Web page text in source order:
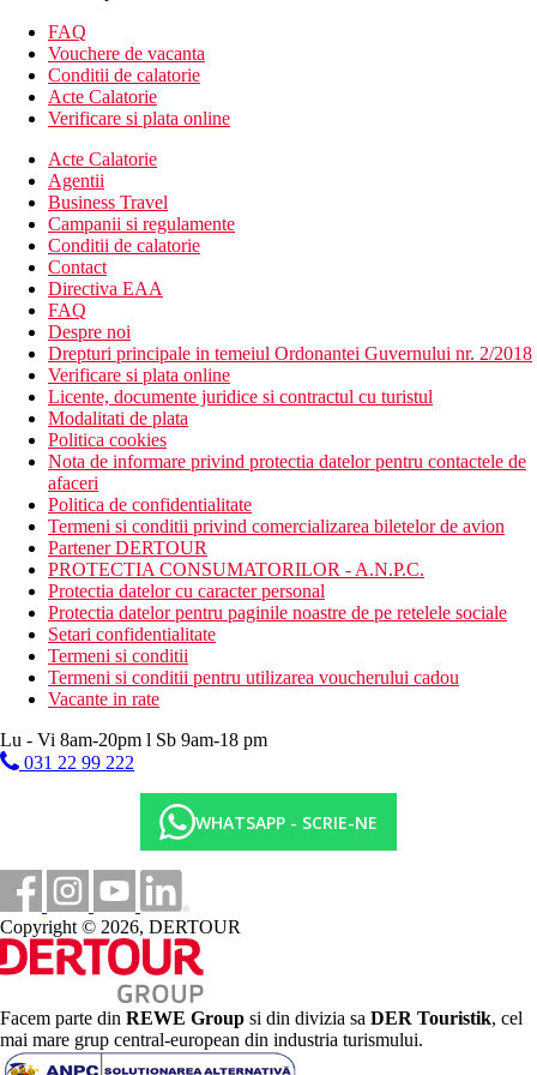
Hotelul dispune de:
WiFi gratuit
wellness & spa
zona lounge
receptie 24/7
baruri
restaurant
divertisment de seara
Descrierea plajei
250m de plaja nisipoasa
sezlonguri si umbrele contra cost
Activitati sportive gratuite
3 piscine
sala de meditatie
yoga
Activitati sportive contra cost
wellness & spa
Dieta
Restaurantul principal tip bufet este deschis intre orele
12:00 si 16:00 pentru servirea pranzului
All Inclusive: mic dejun, pranz si cina tip bufet
Baruri
Categoria oficiala
4 stele
Site web
http://www.lunashotels.com/
Galerie foto
FAQ
Vouchere de vacanta
Conditii de calatorie
Acte Calatorie
Verificare si plata online
Acte Calatorie
Agentii
Business Travel
Campanii si regulamente
Conditii de calatorie
Contact
Directiva EAA
FAQ
Despre noi
Drepturi principale in temeiul Ordonantei Guvernului nr. 2/2018
Verificare si plata online
Licente, documente juridice si contractul cu turistul
Modalitati de plata
Politica cookies
Nota de informare privind protectia datelor pentru contactele de
afaceri
Politica de confidentialitate
Termeni si conditii privind comercializarea biletelor de avion
Partener DERTOUR
PROTECTIA CONSUMATORILOR - A.N.P.C.
Protectia datelor cu caracter personal
Protectia datelor pentru paginile noastre de pe retelele sociale
Setari confidentialitate
Termeni si conditii
Termeni si conditii pentru utilizarea voucherului cadou
Vacante in rate
Lu - Vi 8am-20pm l Sb 9am-18 pm
031 22 99 222
WHATSAPP - SCRIE-NE
Copyright © 2026, DERTOUR
Facem parte din REWE Group si din divizia sa DER Touristik, cel
mai mare grup central-european din industria turismului.